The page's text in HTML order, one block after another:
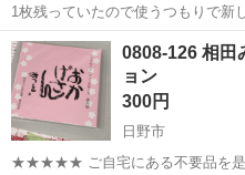
1枚残っていたので使うつもりで新
が決まり必要無くなったので必要
東京 大田区 その
0808-126 相田
ョン
300円
日野市
★★★★★ ご自宅にある不要品を是